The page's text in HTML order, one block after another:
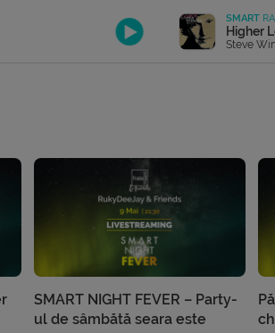
SMART
Higher
Steve
SMART NIGHT FEVER – Party-
ul de sâmbătă seara este